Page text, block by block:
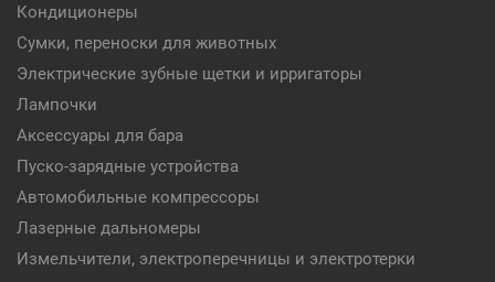
Кондиционеры
Сумки, переноски для животных
Электрические зубные щетки и ирригаторы
Лампочки
Аксессуары для бара
Пуско-зарядные устройства
Автомобильные компрессоры
Лазерные дальномеры
Измельчители, электроперечницы и электротерки